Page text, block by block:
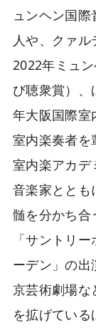
ュンヘン国
人や、クァル
2022年ミュ
び聴衆賞）
年大阪国際室
室内楽奏者を
室内楽アカデ
音楽家ととも
髄を分かち合
「サントリ
ーデン」の出
京芸術劇場な
を拡げてい